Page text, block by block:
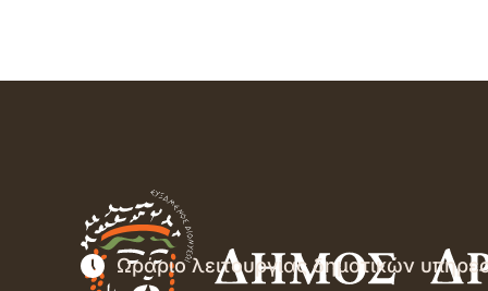
Ωράριο λειτουργίας δημοτικών